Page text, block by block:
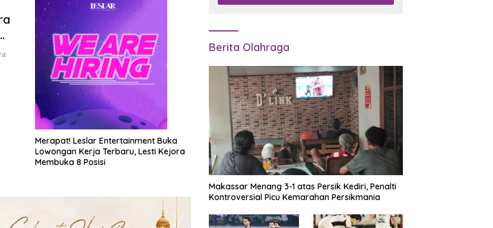
Merapat! Leslar Entertainment Buka
Lowongan Kerja Terbaru, Lesti Kejora
Membuka 8 Posisi
Berita Olahraga
Makassar Menang 3-1 atas Persik Kediri, Penalti
Kontroversial Picu Kemarahan Persikmania